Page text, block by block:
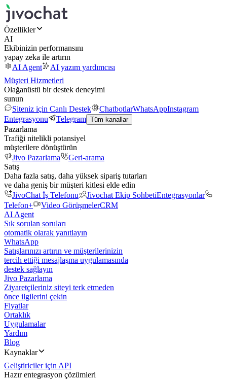
Özellikler
AI
Ekibinizin performansını
yapay zeka ile artırın
AI Agent
AI yazım yardımcısı
Müşteri Hizmetleri
Olağanüstü bir destek deneyimi
sunun
Siteniz için Canlı Destek
ChatbotlarWhatsAppInstagram
Entegrasyonu
Telegram Tüm kanallar
Pazarlama
Trafiği nitelikli potansiyel
müşterilere dönüştürün
Jivo Pazarlama
Geri-arama
Satış
Daha fazla satış, daha yüksek sipariş tutarları
ve daha geniş bir müşteri kitlesi elde edin
JivoChat İş Telefonu
Jivochat Ekip SohbetiEntegrasyonlar
Telefon+
Video GörüşmelerCRM
AI Agent
Sık sorulan soruları
otomatik olarak yanıtlayın
WhatsApp
Satışlarınızı artırın ve müşterilerinizin
tercih ettiği mesajlaşma uygulamasında
destek sağlayın
Jivo Pazarlama
Ziyaretçileriniz siteyi terk etmeden
önce ilgilerini çekin
Fiyatlar
Ortaklık
Uygulamalar
Yardım
Blog
Kaynaklar
Geliştiriciler için API
Hazır entegrasyon çözümleri